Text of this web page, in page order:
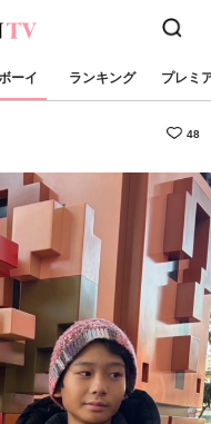
ーイ ランキング プレミ
48